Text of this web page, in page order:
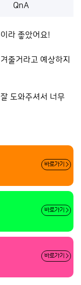
QnA
라 좋았어요!
줄거라고 예상하지
도와주셔서 너무
바로가기
바로가기
바로가기